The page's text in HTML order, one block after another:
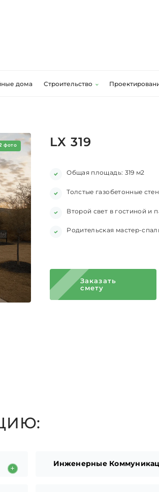
дома Строительство
фото LX 319
Общая площадь: 319 м2
Толстые газобетонные
Второй свет в гостиной и
Родительская мастер-
Заказать
смету
Инженерные